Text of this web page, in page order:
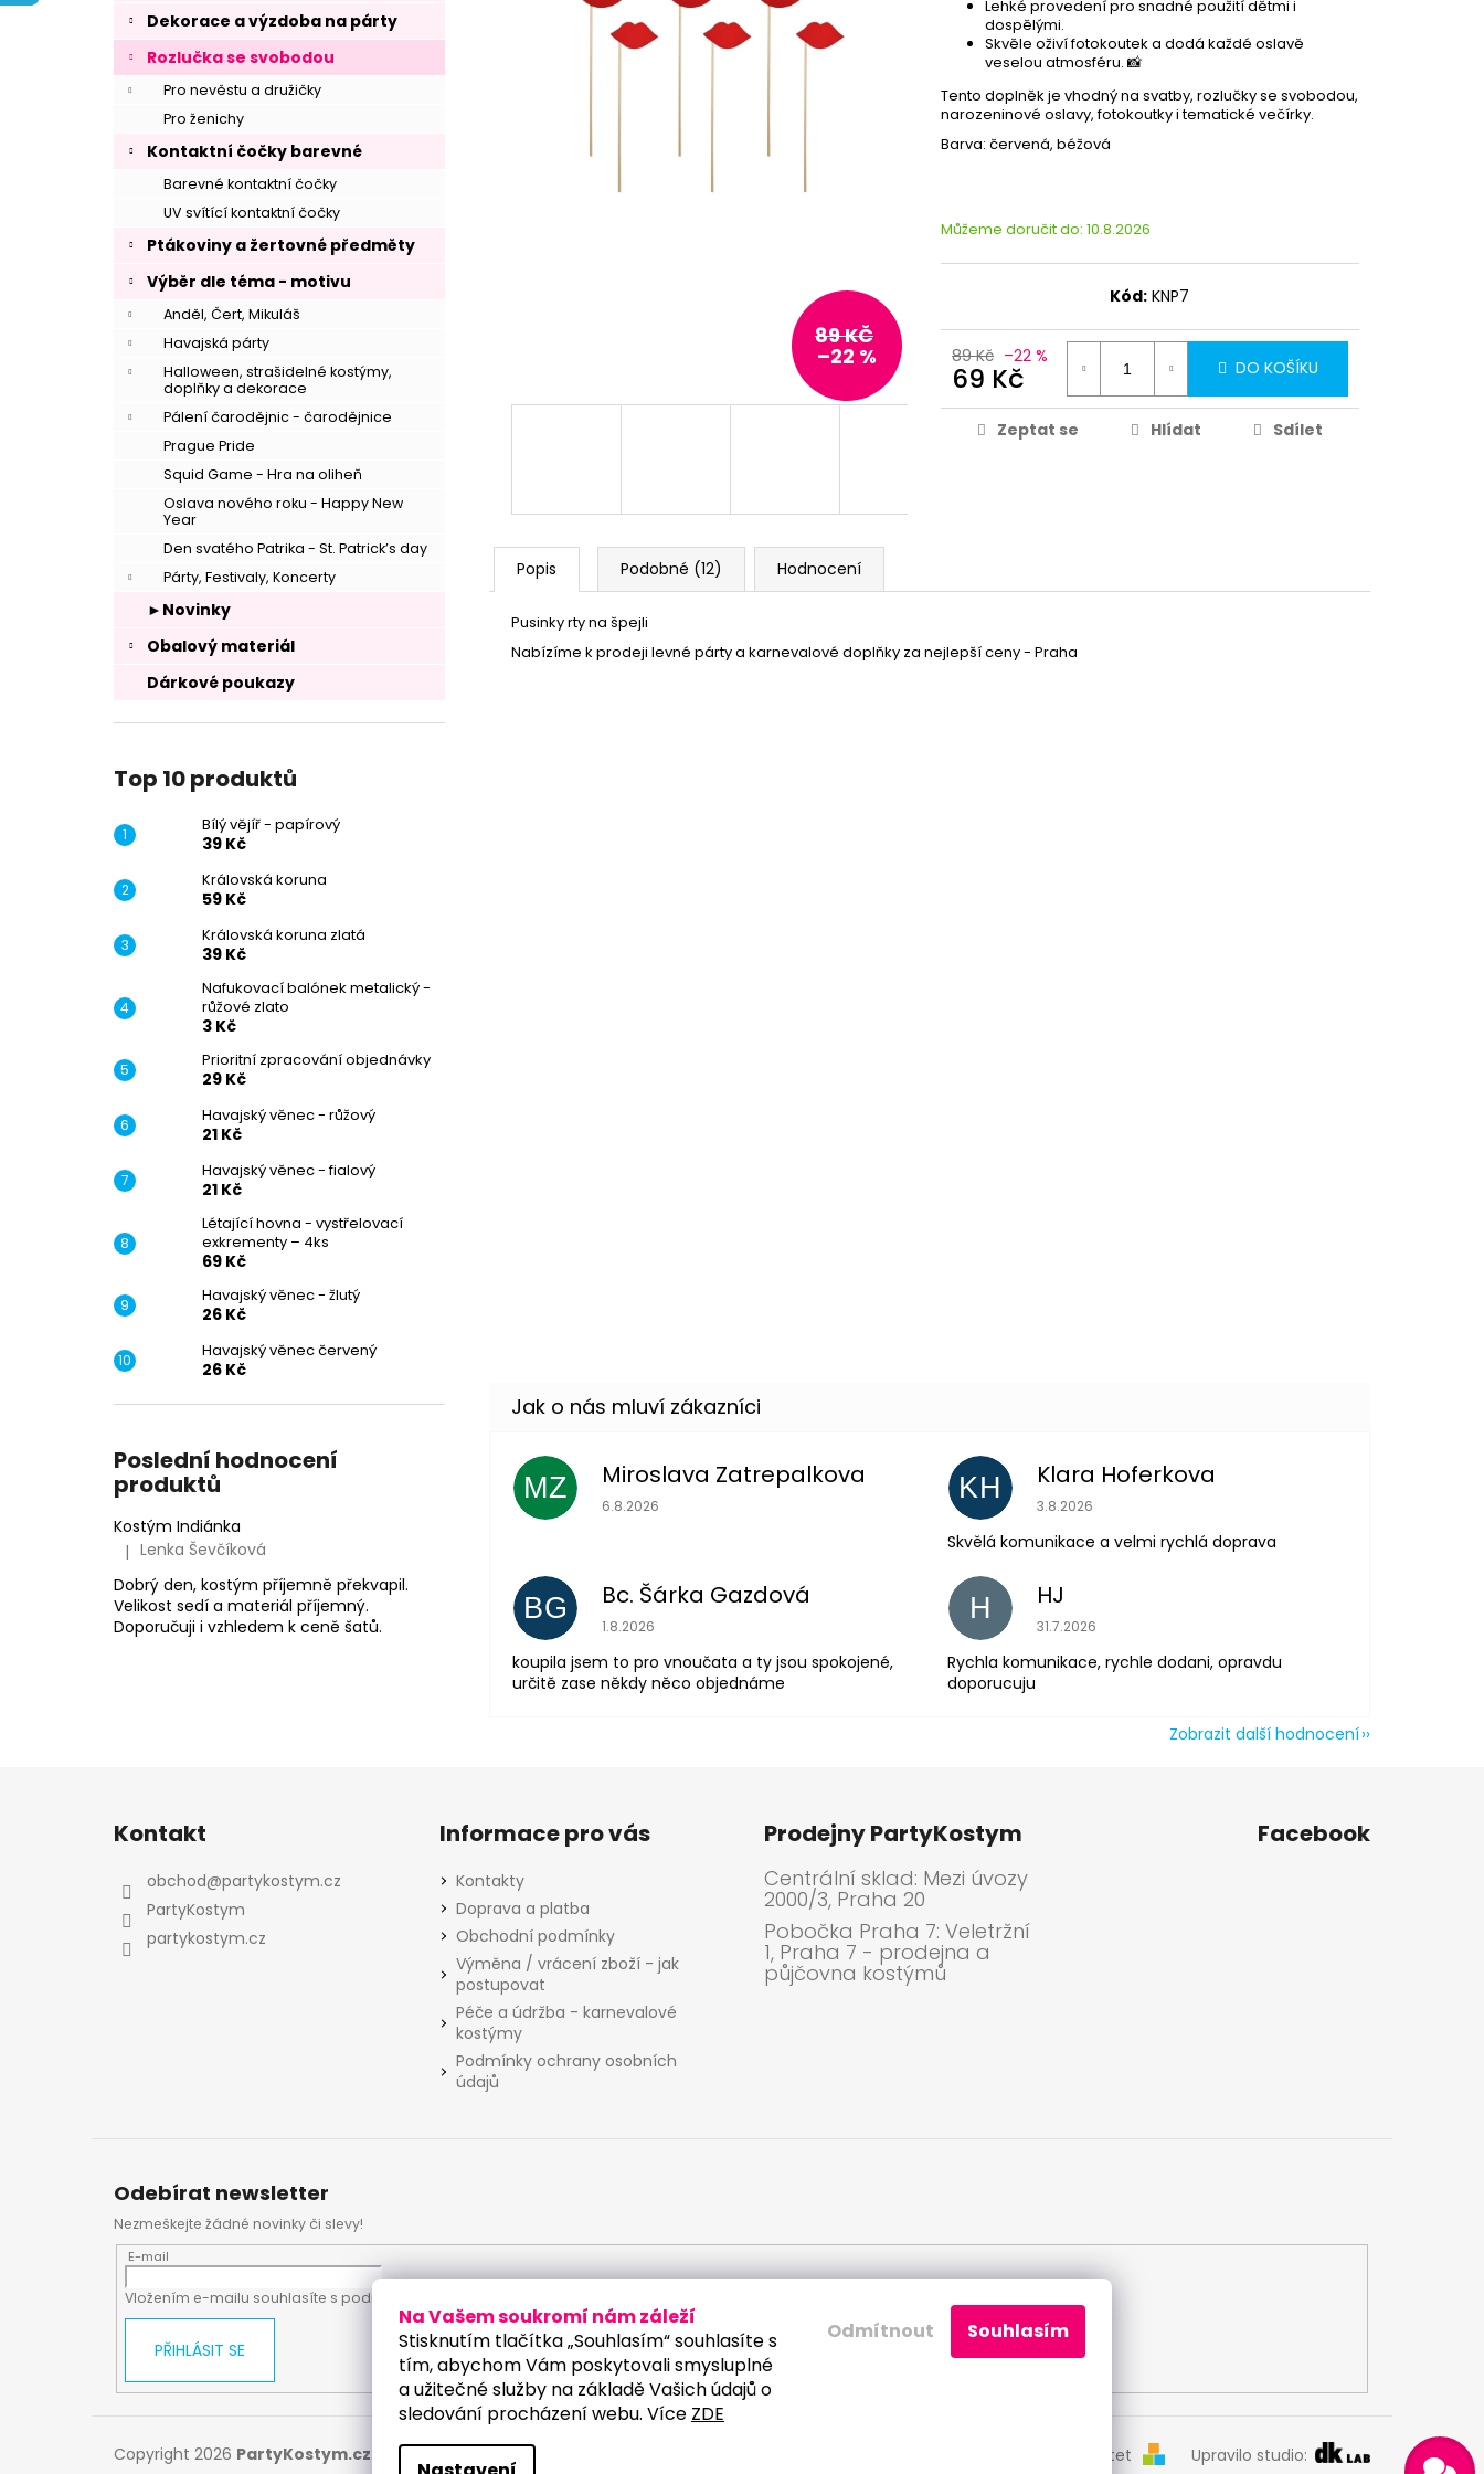
Na Vašem soukromí nám záleží
Stisknutím tlačítka „Souhlasím“ souhlasíte s
tím, abychom Vám poskytovali smysluplné
a užitečné služby na základě Vašich údajů o
sledování procházení webu. Více ZDE
Odmítnout Souhlasím
Dekorace a výzdoba na párty
Rozlučka se svobodou
Pro nevěstu a družičky
Pro ženichy
Kontaktní čočky barevné
Barevné kontaktní čočky
UV svítící kontaktní čočky
Ptákoviny a žertovné předměty
Výběr dle téma - motivu
Anděl, Čert, Mikuláš
Havajská párty
Halloween, strašidelné kostýmy,
doplňky a dekorace
Pálení čarodějnic - čarodějnice
Prague Pride
Squid Game - Hra na oliheň
Oslava nového roku - Happy New
Year
Den svatého Patrika - St. Patrick’s day
Párty, Festivaly, Koncerty
►Novinky
Obalový materiál
Dárkové poukazy
Top 10 produktů
Bílý vějíř - papírový
39 Kč
Královská koruna
59 Kč
Královská koruna zlatá
39 Kč
Nafukovací balónek metalický -
růžové zlato
3 Kč
Prioritní zpracování objednávky
29 Kč
Havajský věnec - růžový
21 Kč
Havajský věnec - fialový
21 Kč
Létající hovna - vystřelovací
exkrementy – 4ks
69 Kč
Havajský věnec - žlutý
26 Kč
Havajský věnec červený
26 Kč
Poslední hodnocení
produktů
Kostým Indiánka
Hodnocení produktu je 5 z 5 hvězdiček.
| Lenka Ševčíková
Dobrý den, kostým příjemně překvapil.
Velikost sedí a materiál příjemný.
Doporučuji i vzhledem k ceně šatů.
Lehké provedení pro snadné použití dětmi i
dospělými.
Skvěle oživí fotokoutek a dodá každé oslavě
veselou atmosféru. 📸
Tento doplněk je vhodný na svatby, rozlučky se svobodou,
narozeninové oslavy, fotokoutky i tematické večírky.
Barva: červená, béžová
Můžeme doručit do: 10.8.2026
Kód: KNP7
89 Kč –22 %
69 Kč DO KOŠÍKU
Zeptat se Hlídat Sdílet
89 KČ
–22 %
Popis Podobné (12) Hodnocení
Pusinky rty na špejli
Nabízíme k prodeji levné párty a karnevalové doplňky za nejlepší ceny - Praha
MZ Miroslava Zatrepalkova
Hodnocení obchodu je 5 z 5 hvězdiček.
6.8.2026
KH Klara Hoferkova
Hodnocení obchodu je 5 z 5 hvězdiček.
3.8.2026
Skvělá komunikace a velmi rychlá doprava
BG Bc. Šárka Gazdová
Hodnocení obchodu je 5 z 5 hvězdiček.
1.8.2026
koupila jsem to pro vnoučata a ty jsou spokojené,
určitě zase někdy něco objednáme
H HJ
Hodnocení obchodu je 5 z 5 hvězdiček.
31.7.2026
Rychla komunikace, rychle dodani, opravdu
doporucuju
Zobrazit další hodnocení
Odebírat newsletter
Nezmeškejte žádné novinky či slevy!
E-mail
Vložením e-mailu souhlasíte s podmínkami ochrany osobních údajů
PŘIHLÁSIT SE
Kontakt
obchod@partykostym.cz
PartyKostym
partykostym.cz
Informace pro vás
Kontakty
Doprava a platba
Obchodní podmínky
Výměna / vrácení zboží - jak
postupovat
Péče a údržba - karnevalové
kostýmy
Podmínky ochrany osobních
údajů
Prodejny PartyKostym
Centrální sklad: Mezi úvozy
2000/3, Praha 20
Pobočka Praha 7: Veletržní
1, Praha 7 - prodejna a
půjčovna kostýmů
Facebook
Vytvořil Shoptet Upravilo studio:
Copyright 2026 PartyKostym.cz . Všechna práva vyhrazena.
Odeslat